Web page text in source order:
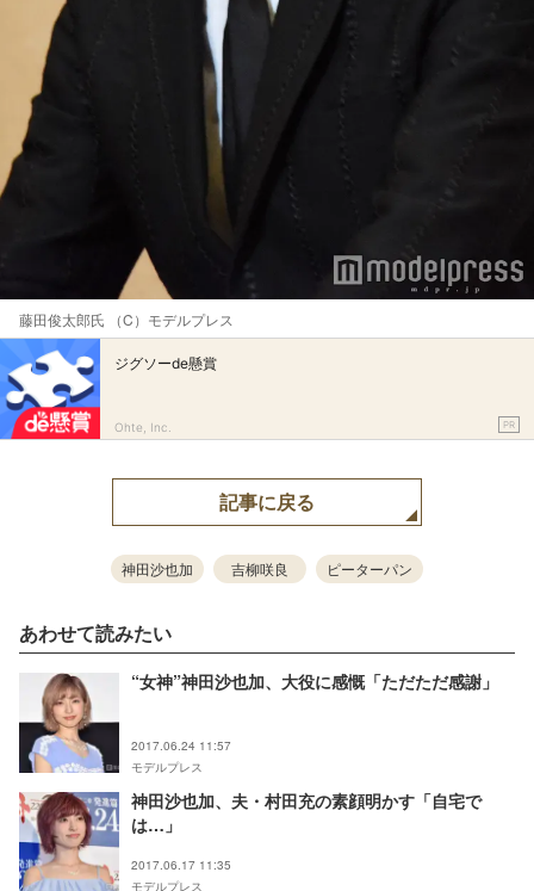
藤田俊太郎氏 （C）モデルプレス
ジグソーde懸賞
Ohte, Inc. PR
記事に戻る
神田沙也加 吉柳咲良 ピーターパン
あわせて読みたい
“女神”神田沙也加、大役に感慨「ただただ感謝」
2017.06.24 11:57
モデルプレス
神田沙也加、夫・村田充の素顔明かす「自宅で
は…」
2017.06.17 11:35
モデルプレス